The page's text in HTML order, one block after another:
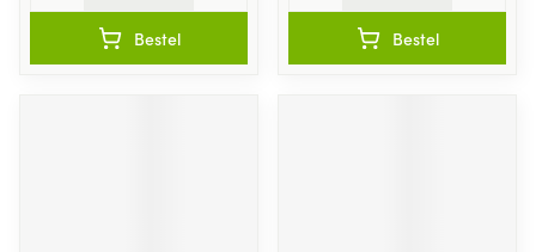
Bestel Bestel